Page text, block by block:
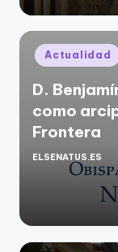
Publicado
en
Actualidad
D.
como
Frontera
Publicado
ELSENATUS.ES